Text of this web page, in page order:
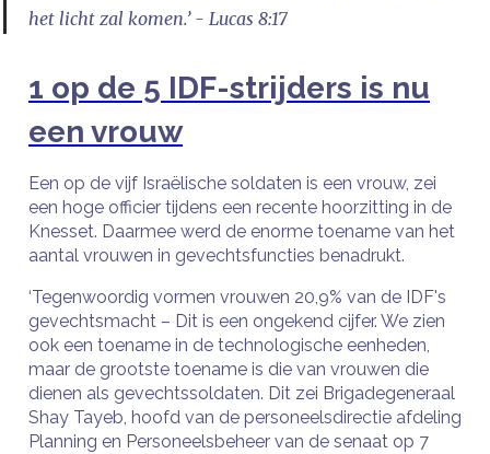
het licht zal komen.’ - Lucas 8:17
1 op de 5 IDF-strijders is nu
een vrouw
Een op de vijf Israëlische soldaten is een vrouw, zei
een hoge officier tijdens een recente hoorzitting in de
Knesset. Daarmee werd de enorme toename van het
aantal vrouwen in gevechtsfuncties benadrukt.
‘Tegenwoordig vormen vrouwen 20,9% van de IDF's
gevechtsmacht – Dit is een ongekend cijfer. We zien
ook een toename in de technologische eenheden,
maar de grootste toename is die van vrouwen die
dienen als gevechtssoldaten. Dit zei Brigadegeneraal
Shay Tayeb, hoofd van de personeelsdirectie afdeling
Planning en Personeelsbeheer van de senaat op 7